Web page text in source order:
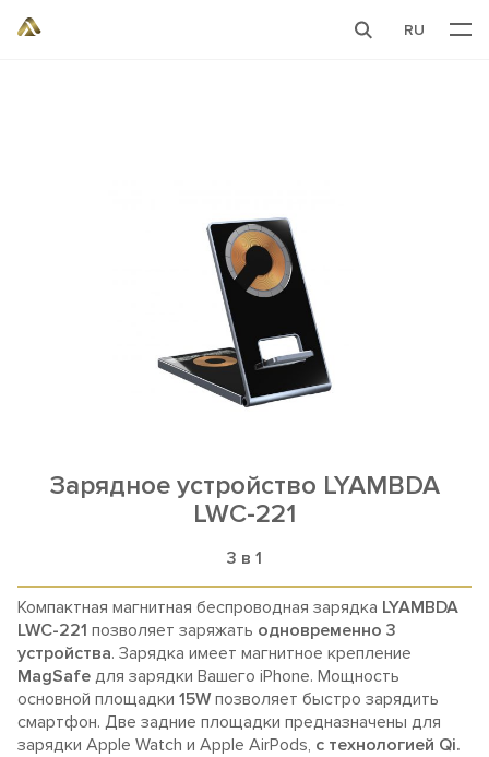
RU
Зарядное устройство LYAMBDA
LWC-221
3 в 1
Компактная магнитная беспроводная зарядка LYAMBDA
LWC-221 позволяет заряжать одновременно 3
устройства. Зарядка имеет магнитное крепление
MagSafe для зарядки Вашего iPhone. Мощность
основной площадки 15Wпозволяет быстро зарядить
смартфон. Две задние площадки предназначены для
зарядки Apple Watch и Apple AirPods, с технологией Qi.